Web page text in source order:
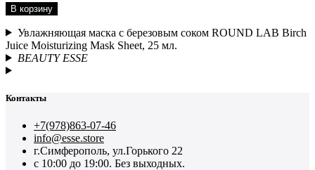
В корзину
Увлажняющая маска с березовым соком ROUND LAB Birch
Juice Moisturizing Mask Sheet, 25 мл.
BEAUTY ESSE
Контакты
+7(978)863-07-46
info@esse.store
г.Симферополь, ул.Горького 22
с 10:00 до 19:00. Без выходных.